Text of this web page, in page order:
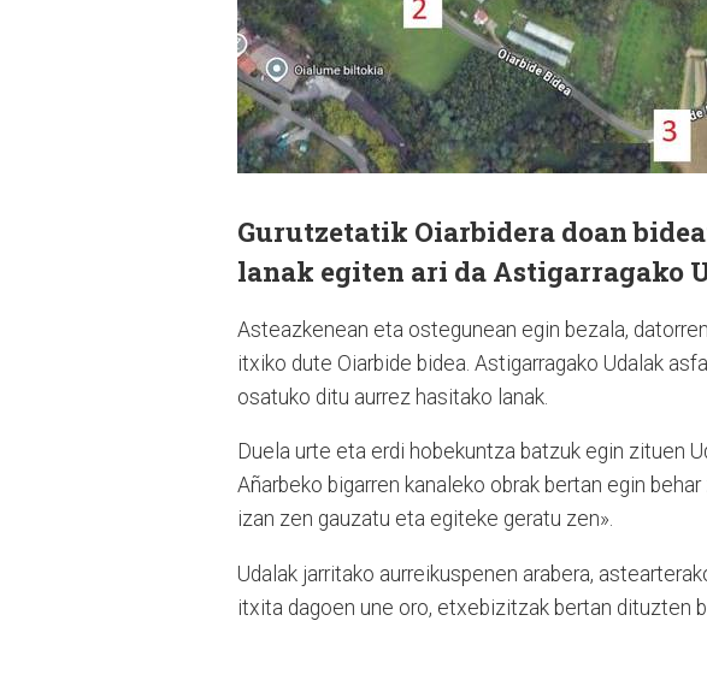
Gurutzetatik Oiarbidera doan
lanak egiten ari da Astigarragako
Asteazkenean eta ostegunean egin bezala,
itxiko dute Oiarbide bidea. Astigarragako Udalak
osatuko ditu aurrez hasitako lanak.
Duela urte eta erdi hobekuntza batzuk egin zituen
Añarbeko bigarren kanaleko obrak bertan egin
izan zen gauzatu eta egiteke geratu zen».
Udalak jarritako aurreikuspenen arabera,
itxita dagoen une oro, etxebizitzak bertan dituzten